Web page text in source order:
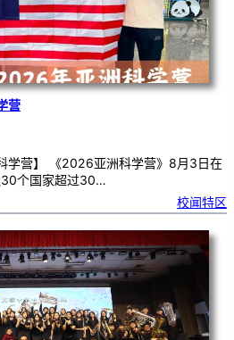
营
学营】 《2026亚洲科学营》8月3日在
30个国家超过30…
校闻特区